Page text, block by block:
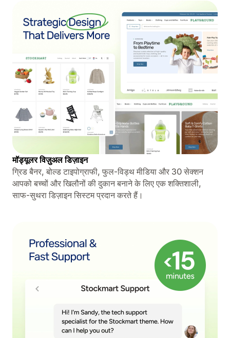
मॉड्यूलर विज़ुअल डिज़ाइन
ग्रिड बैनर, बोल्ड टाइपोग्राफी, फुल-विड्थ मीडिया और 30 सेक्शन
आपको बच्चों और खिलौनों की दुकान बनाने के लिए एक शक्तिशाली,
साफ-सुथरा डिज़ाइन सिस्टम प्रदान करते हैं।